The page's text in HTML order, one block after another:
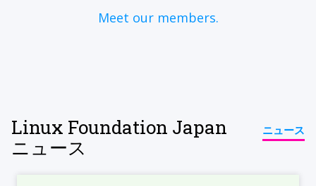
Meet our members.
Linux Foundation Japan
ニュース
ニュース